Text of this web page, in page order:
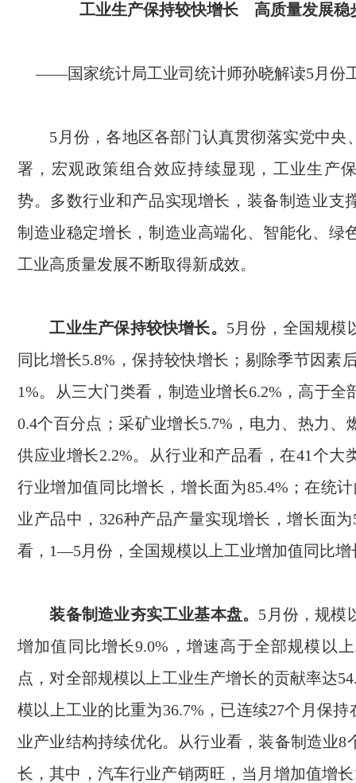
工业生产保持较快增长 高质量发展稳
——国家统计局工业司统计师孙晓解读5月份
5 月份，各地区各部门认真贯彻落实党中央
署，宏观政策组合效应持续显现，工业生产
势。多数行业和产品实现增长，装备制造业支
制造业稳定增长，制造业高端化、智能化、绿
工业高质量发展不断取得新成效。
工业生产保持较快增长。 5月份，全国规模
同比增长5.8% ，保持较快增长；剔除季节因素
1%。从三大门类看，制造业增长6.2% ，高于全
0.4个百分点；采矿业增长5.7% ，电力、热力、
供应业增长2.2%。从行业和产品看，在41个大
行业增加值同比增长，增长面为85.4% ；在统
业产品中， 326种产品产量实现增长，增长面为
看， 1—5月份，全国规模以上工业增加值同比增
装备制造业夯实工业基本盘。 5 月份，规模
增加值同比增长9.0% ，增速高于全部规模以
点，对全部规模以上工业生产增长的贡献率达
模以上工业的比重为36.7% ，已连续27个月保持
业产业结构持续优化。从行业看，装备制造业8
长，其中，汽车行业产销两旺，当月增加值增长